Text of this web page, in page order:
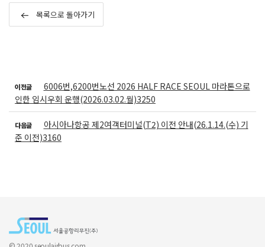
목록으로 돌아가기
이전글
6006번,6200번노선 2026 HALF RACE SEOUL 마라톤으로
인한 임시우회 운행(2026.03.02.월)3250
다음글
아시아나항공 제2여객터미널(T2) 이전 안내(26.1.14.(수) 기
준 이전)3160